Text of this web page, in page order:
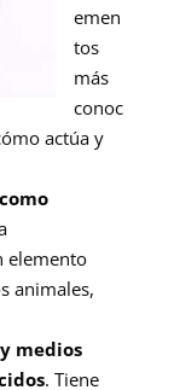
emen
tos
más
conoc
actúa y
elemento
animales,
medios
. Tiene